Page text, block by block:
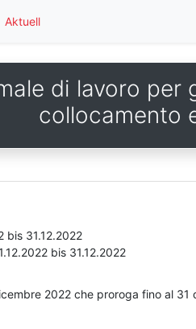
Aktuell
di lavoro per
collocamento
bis 31.12.2022
bis 31.12.2022
2022 che proroga fino al 31